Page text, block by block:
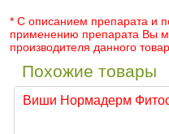
* С описанием препарата и
применению препарата Вы
производителя данного
Похожие товары
Виши Нормадерм